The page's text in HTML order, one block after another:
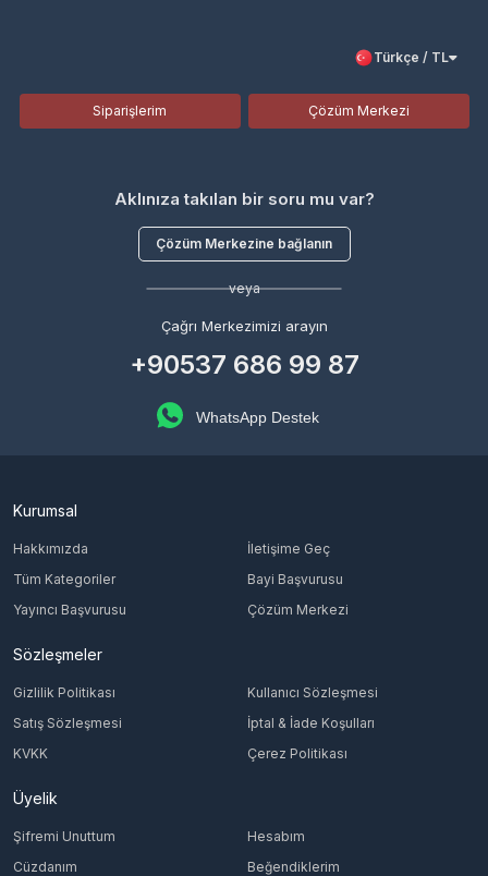
Türkçe / TL
Siparişlerim Çözüm Merkezi
Aklınıza takılan bir soru mu var?
Çözüm Merkezine bağlanın
veya
Çağrı Merkezimizi arayın
+90537 686 99 87
WhatsApp Destek
Kurumsal
Hakkımızda
İletişime Geç
Tüm Kategoriler
Bayi Başvurusu
Yayıncı Başvurusu
Çözüm Merkezi
Sözleşmeler
Gizlilik Politikası
Kullanıcı Sözleşmesi
Satış Sözleşmesi
İptal & İade Koşulları
KVKK
Çerez Politikası
Üyelik
Şifremi Unuttum
Hesabım
Cüzdanım
Beğendiklerim